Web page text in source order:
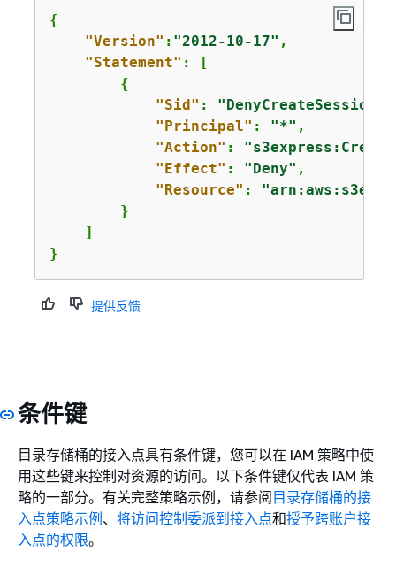
{
"Version" : "2012-10-17" ,
"Statement" : [
{
"Sid" :
"Principal" : "*" ,
"Action" :
"Effect" : "Deny" ,
"Resource" :
        }
    ]
}
提供反馈
条件键
目录存储桶的接入点具有条件键，您可以在 IAM 策略中使
用这些键来控制对资源的访问。以下条件键仅代表 IAM 策
略的一部分。有关完整策略示例，请参阅 目录存储桶的接
入点策略示例 、 将访问控制委派到接入点和授予跨账户接
入点的权限。